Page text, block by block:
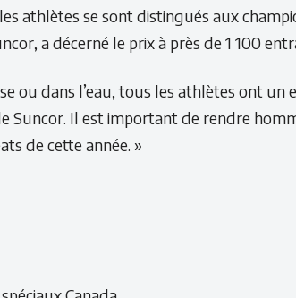
athlètes se sont distingués aux
a décerné le prix à près de 1 100
ou dans l’eau, tous les athlètes ont
Suncor. Il est important de rendre
de cette année. »